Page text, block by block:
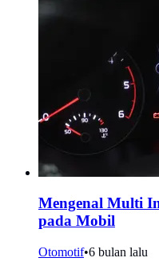
Mengenal Multi
pada Mobil
Otomotif•6 bulan lalu